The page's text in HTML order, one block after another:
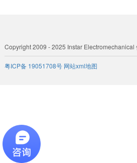
Copyright 2009 - 2025 Instar Electromechanical
粤ICP备 19051708号 网站xml地图